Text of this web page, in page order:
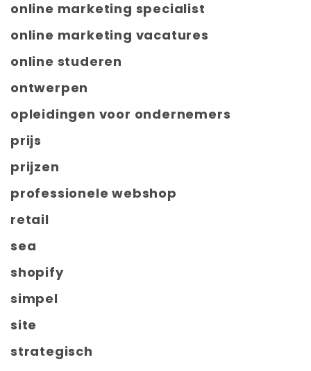
online marketing specialist
online marketing vacatures
online studeren
ontwerpen
opleidingen voor ondernemers
prijs
prijzen
professionele webshop
retail
sea
shopify
simpel
site
strategisch